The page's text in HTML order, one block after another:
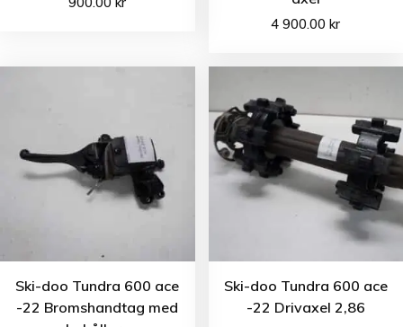
4 900.00kr
Ski-doo Tundra 600 ace
-22 Bromshandtag med
Ski-doo Tundra 600 ace
-22 Drivaxel 2,86